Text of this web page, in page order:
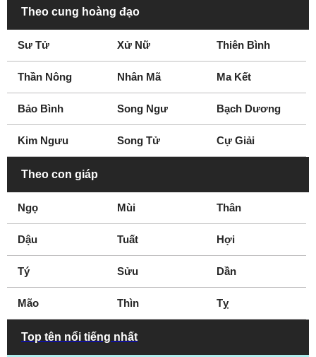
Theo cung hoàng đạo
Sư Tử Xử Nữ Thiên Bình
Thần Nông Nhân Mã Ma Kết
Bảo Bình Song Ngư Bạch Dương
Kim Ngưu Song Tử Cự Giải
Theo con giáp
Ngọ Mùi Thân
Dậu Tuất Hợi
Tý Sửu Dần
Mão Thìn Tỵ
Top tên nổi tiếng nhất